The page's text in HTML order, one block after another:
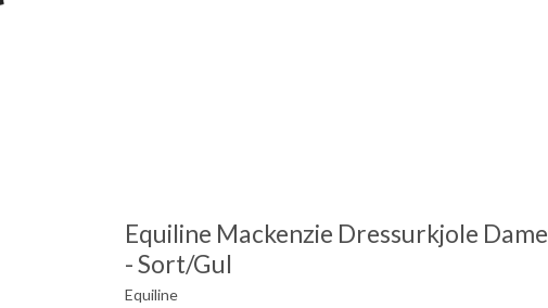
Equiline Mackenzie Dressurkjole Dame
- Sort/Gul
Equiline